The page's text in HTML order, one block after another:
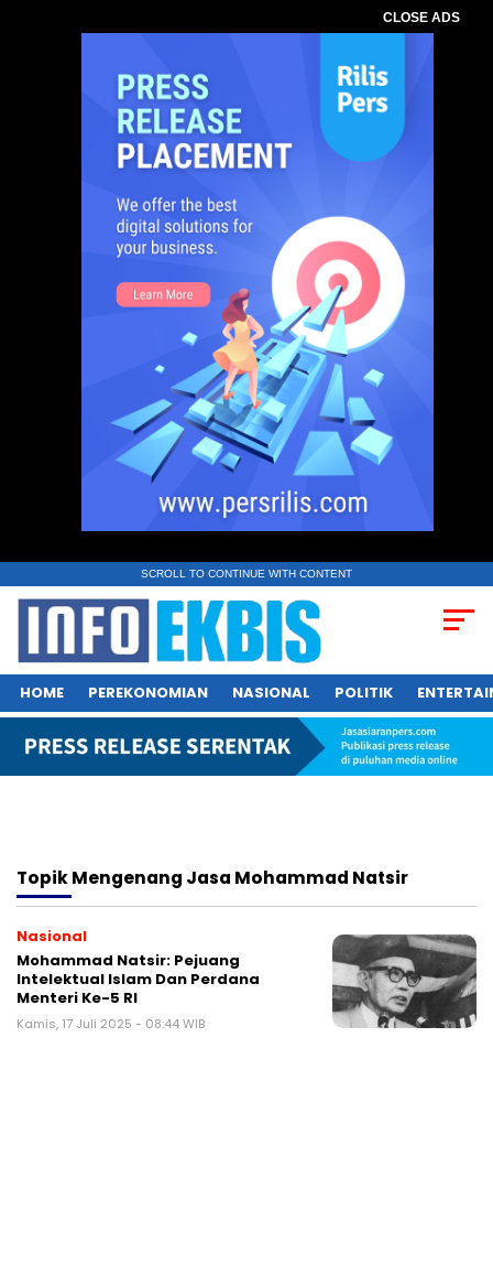
CLOSE ADS
SCROLL TO CONTINUE WITH CONTENT
HOME PEREKONOMIAN NASIONAL POLITIK
TopikMengenang Jasa Mohammad Natsir
Nasional
Mohammad Natsir: Pejuang
Intelektual Islam Dan Perdana
Menteri Ke-5 RI
Kamis, 17 Juli 2025 - 08:44 WIB